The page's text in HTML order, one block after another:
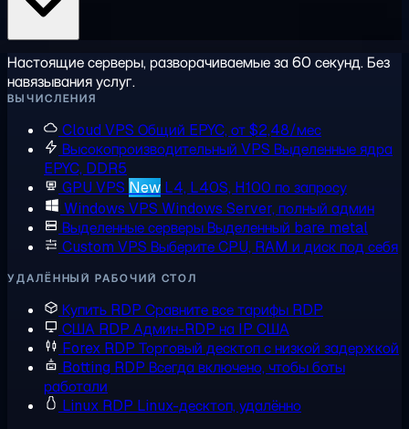
Настоящие серверы, разворачиваемые за 60 секунд. Без
навязывания услуг.
ВЫЧИСЛЕНИЯ
Cloud VPS Общий EPYC, от $2,48/мес
Высокопроизводительный VPS Выделенные ядра
EPYC, DDR5
GPU VPS New L4, L40S, H100 по запросу
Windows VPS Windows Server, полный админ
Выделенные серверыВыделенный bare metal
Custom VPS Выберите CPU, RAM и диск под себя
УДАЛЁННЫЙ РАБОЧИЙ СТОЛ
Купить RDP Сравните все тарифы RDP
США RDP Админ-RDP на IP США
Forex RDP Торговый десктоп с низкой задержкой
Botting RDP Всегда включено, чтобы боты
работали
Linux RDP Linux-десктоп, удалённо